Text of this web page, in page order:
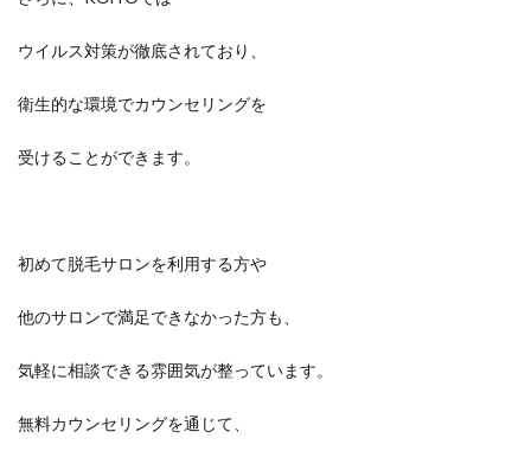
ウイルス対策が徹底されており、
衛生的な環境でカウンセリングを
受けることができます。
初めて脱毛サロンを利用する方や
他のサロンで満足できなかった方も、
気軽に相談できる雰囲気が整っています。
無料カウンセリングを通じて、